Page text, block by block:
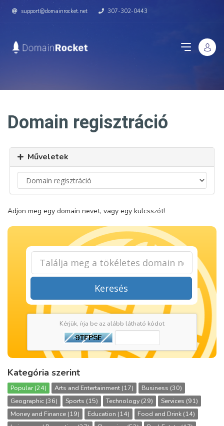
support@domainrocket.net 307-302-0443
Domain regisztráció
Műveletek
Adjon meg egy domain nevet, vagy egy kulcsszót!
Keresés
Kérjük, írja be az alább látható kódot
Kategória szerint
Popular (24) Arts and Entertainment (17)
Business (30)
Geographic (36)
Sports (15) Technology (29)
Services (91)
Money and Finance (19)
Education (14)
Food and Drink (14)